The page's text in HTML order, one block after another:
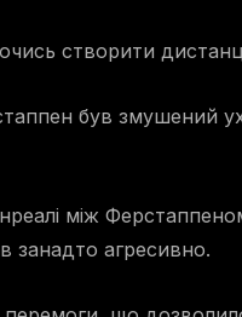
створити
був змушений
між
занадто агресивно.